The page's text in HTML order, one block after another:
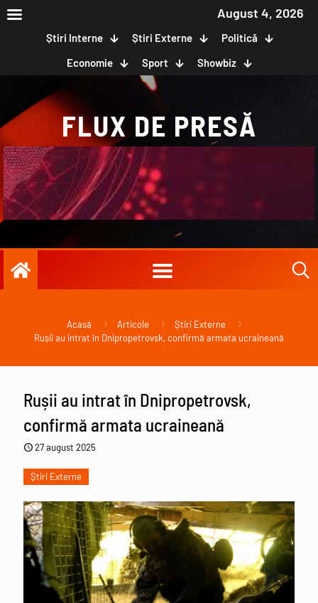
August 4, 2026
Știri Interne Știri Externe
Politică
Economie
Sport Showbiz
FLUX DE PRESĂ
Acasă Articole
Știri Externe
Rușii au intrat în Dnipropetrovsk, confirmă armata ucraineană
Rușii au intrat în Dnipropetrovsk,
confirmă armata ucraineană
27 august 2025
Știri Externe